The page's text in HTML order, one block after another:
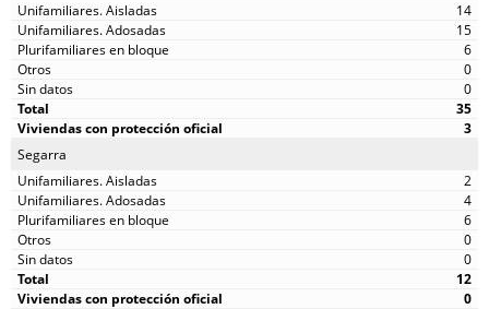
14
15
6
0
0
35
3
Segarra
2
4
6
0
0
12
0